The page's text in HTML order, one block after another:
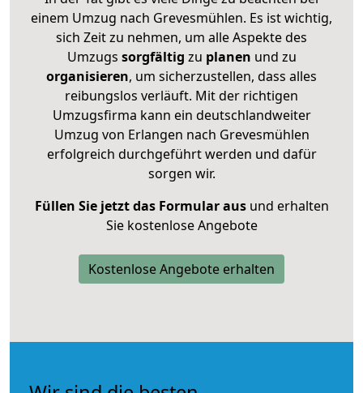
einem Umzug nach Grevesmühlen. Es ist wichtig,
sich Zeit zu nehmen, um alle Aspekte des
Umzugs sorgfältig zu planen und zu
organisieren, um sicherzustellen, dass alles
reibungslos verläuft. Mit der richtigen
Umzugsfirma kann ein deutschlandweiter
Umzug von Erlangen nach Grevesmühlen
erfolgreich durchgeführt werden und dafür
sorgen wir.
Füllen Sie jetzt das Formular ausund erhalten
Sie kostenlose Angebote
Kostenlose Angebote erhalten